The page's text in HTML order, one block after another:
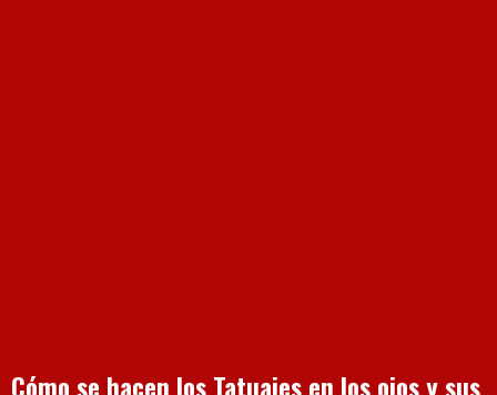
Cómo se hacen los Tatuajes en los ojos y sus